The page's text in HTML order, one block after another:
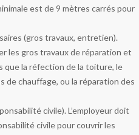
est de 9 mètres carrés pour
(gros travaux, entretien).
les gros travaux de réparation et
que la réfection de la toiture, le
de chauffage, ou la réparation des
civile). L’employeur doit
civile pour couvrir les